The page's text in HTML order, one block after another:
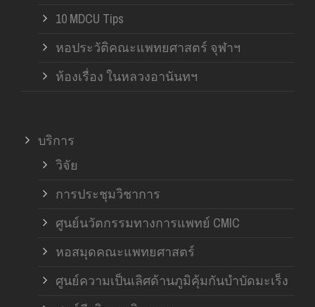
10 MDCU Tips
หอประวัติคณะแพทยศาสตร์ จุฬาฯ
ห้องเรื่อง ในหลวงอานันทฯ
บริการ
วิจัย
การประชุมวิชาการ
ศูนย์นวัตกรรมทางการแพทย์ CMIC
หอสมุดคณะแพทยศาสตร์
ศูนย์ความเป็นเลิศด้านภูมิคุ้มกันบำบัดมะเร็ง